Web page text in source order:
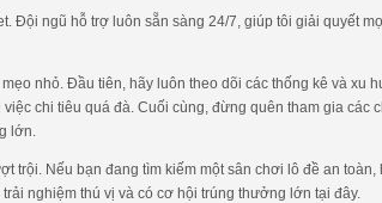
Đội ngũ hỗ trợ luôn sẵn sàng 24/7, giúp tôi giải quyết
nhỏ. Đầu tiên, hãy luôn theo dõi các thống kê và xu
chi tiêu quá đà. Cuối cùng, đừng quên tham gia các
lớn.
trội. Nếu bạn đang tìm kiếm một sân chơi lô đề an
nghiệm thú vị và có cơ hội trúng thưởng lớn tại đây.